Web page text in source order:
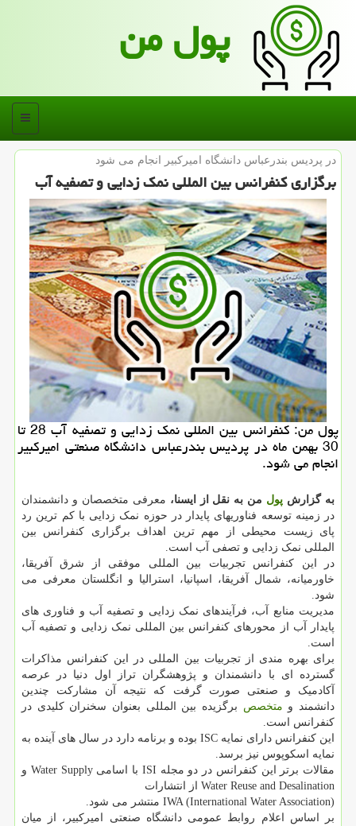
پول من
منو
در پردیس بندرعباس دانشگاه امیركبیر انجام می شود
برگزاری كنفرانس بین المللی نمك زدایی و تصفیه آب
پول من: کنفرانس بین المللی نمک زدایی و تصفیه آب 28 تا
30 بهمن ماه در پردیس بندرعباس دانشگاه صنعتی امیرکبیر
انجام می شود.
به گزارش پول من به نقل از ایسنا، معرفی متخصصان و دانشمندان
در زمینه توسعه فناوریهای پایدار در حوزه نمک زدایی با کم ترین رد
پای زیست محیطی از مهم ترین اهداف برگزاری کنفرانس بین
المللی نمک زدایی و تصفی آب است.
در این کنفرانس تجربیات بین المللی موفقی از شرق آفریقا،
خاورمیانه، شمال آفریقا، اسپانیا، استرالیا و انگلستان معرفی می
شود.
مدیریت منابع آب، فرآیندهای نمک زدایی و تصفیه آب و فناوری های
پایدار آب از محورهای کنفرانس بین المللی نمک زدایی و تصفیه آب
است.
برای بهره مندی از تجربیات بین المللی در این کنفرانس مذاکرات
گسترده ای با دانشمندان و پژوهشگران تراز اول دنیا در عرصه
آکادمیک و صنعتی صورت گرفت که نتیجه آن مشارکت چندین
دانشمند و متخصص برگزیده بین المللی بعنوان سخنران کلیدی در
کنفرانس است.
این کنفرانس دارای نمایه ISC بوده و برنامه دارد در سال های آینده به
نمایه اسکوپوس نیز برسد.
مقالات برتر این کنفرانس در دو مجله ISI با اسامی Water Supply و
Water Reuse and Desalination از انتشارات
بر اساس اعلام روابط عمومی دانشگاه صنعتی امیرکبیر، از میان